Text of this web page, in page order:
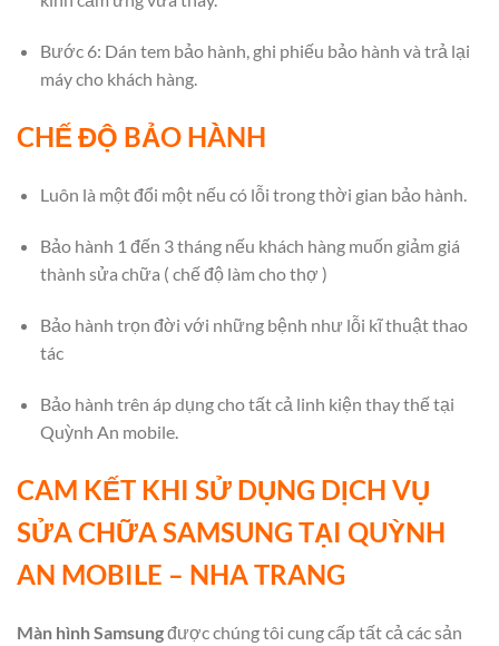
Bước 6: Dán tem bảo hành, ghi phiếu bảo hành và trả lại
máy cho khách hàng.
CHẾ ĐỘ BẢO HÀNH
Luôn là một đổi một nếu có lỗi trong thời gian bảo hành.
Bảo hành 1 đến 3 tháng nếu khách hàng muốn giảm giá
thành sửa chữa ( chế độ làm cho thợ )
Bảo hành trọn đời với những bệnh như lỗi kĩ thuật thao
tác
Bảo hành trên áp dụng cho tất cả linh kiện thay thế tại
Quỳnh An mobile.
CAM KẾT KHI SỬ DỤNG DỊCH VỤ
SỬA CHỮA SAMSUNG TẠI QUỲNH
AN MOBILE – NHA TRANG
Màn hình Samsungđược chúng tôi cung cấp tất cả các sản